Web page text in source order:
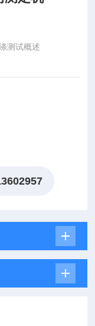
测试概述
行业，对洗涤剂进行
去污测定机上配套
中、低泡各类餐具